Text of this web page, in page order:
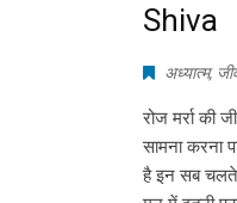
Shiva
अध्यात्म,
रोज मर्रा की
सामना करना
है इन सब चलते